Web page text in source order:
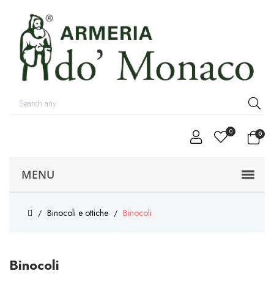
0 0
MENU
Binocoli e ottiche Binocoli
Binocoli